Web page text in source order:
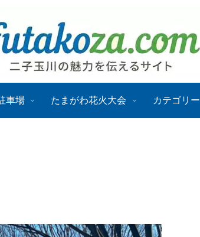
車場 たまがわ花火大会 カテゴリー